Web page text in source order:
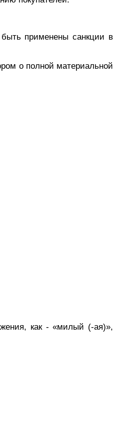
применены санкции в
о полной материальной
как - «милый (-ая)»,